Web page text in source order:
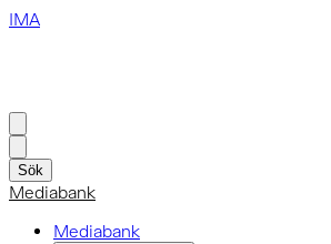
IMA
Sök
Mediabank
Mediabank